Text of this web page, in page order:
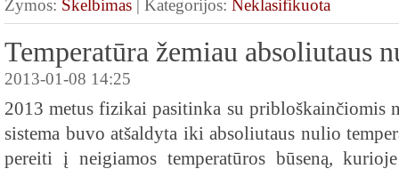
Žymos: Skelbimas | Kategorijos: Neklasifikuota
Temperatūra žemiau absoliutaus
2013-01-08 14:25
2013 metus fizikai pasitinka su pribloškainčiomis
sistema buvo atšaldyta iki absoliutaus nulio
pereiti į neigiamos temperatūros būseną,